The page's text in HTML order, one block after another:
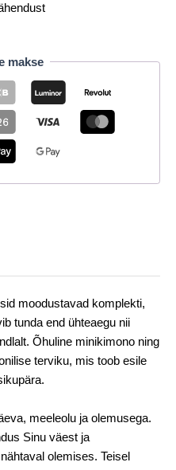
makse
moodustavad komplekti,
tunda end ühteaegu nii
Õhuline minikimono ning
terviku, mis toob esile
meeleolu ja olemusega.
Sinu väest ja
olemises. Teisel